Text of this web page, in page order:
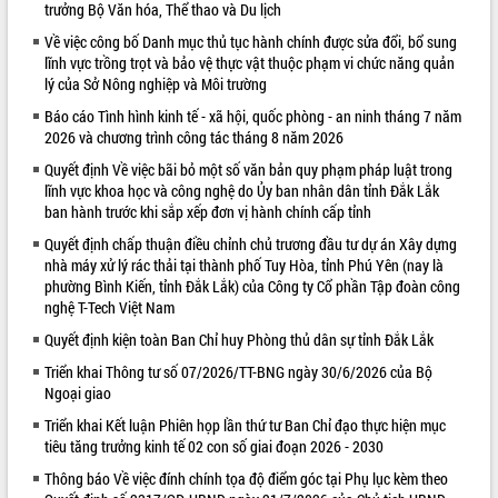
Loading the player...
Khám bệnh, cấp phát thuốc miễn phí
và tặng quà người dân xã Cư Pui
Hội nghị UBND tỉnh Đắk Lắk thường kỳ
tháng 7/2026
Lễ truy tặng danh hiệu “Bà Mẹ Việt
Lao động
UBND tỉnh Đắk Lắk triển khai nhiệm
vụ 6 tháng cuối năm 2026
Kỳ họp thứ Hai, Hội đồng nhân dân
tỉnh khóa XI quyết nghị nhiều nội dung
quan trọng
Bí thư Tỉnh ủy Lương Nguyễn Minh
Triết thăm, tặng quà người có công với
cách mạng
Rà soát, hoàn thiện hệ thống thiết chế
ALBUM ẢNH
trưởng Bộ Văn hóa, Thể thao và Du lịch
Về việc công bố Danh mục thủ tục hành chính được sửa đổi, bổ sung
lĩnh vực trồng trọt và bảo vệ thực vật thuộc phạm vi chức năng quản
lý của Sở Nông nghiệp và Môi trường
Báo cáo Tình hình kinh tế - xã hội, quốc phòng - an ninh tháng 7 năm
2026 và chương trình công tác tháng 8 năm 2026
Quyết định Về việc bãi bỏ một số văn bản quy phạm pháp luật trong
lĩnh vực khoa học và công nghệ do Ủy ban nhân dân tỉnh Đắk Lắk
ban hành trước khi sắp xếp đơn vị hành chính cấp tỉnh
Quyết định chấp thuận điều chỉnh chủ trương đầu tư dự án Xây dựng
nhà máy xử lý rác thải tại thành phố Tuy Hòa, tỉnh Phú Yên (nay là
phường Bình Kiến, tỉnh Đắk Lắk) của Công ty Cổ phần Tập đoàn công
nghệ T-Tech Việt Nam
Quyết định kiện toàn Ban Chỉ huy Phòng thủ dân sự tỉnh Đắk Lắk
Triển khai Thông tư số 07/2026/TT-BNG ngày 30/6/2026 của Bộ
Ngoại giao
Triển khai Kết luận Phiên họp lần thứ tư Ban Chỉ đạo thực hiện mục
tiêu tăng trưởng kinh tế 02 con số giai đoạn 2026 - 2030
Thông báo Về việc đính chính tọa độ điểm góc tại Phụ lục kèm theo